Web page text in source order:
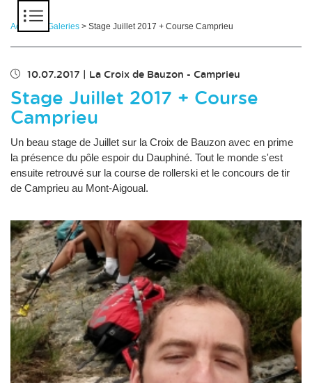
Accueil Galeries > Stage Juillet 2017 + Course Camprieu
10.07.2017 La Croix de Bauzon - Camprieu
Stage Juillet 2017 + Course
Camprieu
Un beau stage de Juillet sur la Croix de Bauzon avec en prime
la présence du pôle espoir du Dauphiné. Tout le monde s'est
ensuite retrouvé sur la course de rollerski et le concours de tir
de Camprieu au Mont-Aigoual.
Chargement des images en cours...